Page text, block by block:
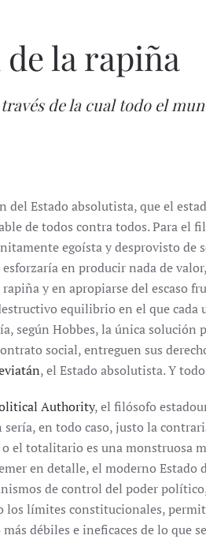
la rapiña
és de la cual todo el
del Estado absolutista, que el
de todos contra todos. Para el
egoísta y desprovisto de
en producir nada de
y en apropiarse del escaso
equilibrio en el que cada
según Hobbes, la única solución
social, entreguen sus
, el Estado absolutista. Y
Authority, el filósofo
en todo caso, justo la
el totalitario es una monstruosa
en detalle, el moderno Estado
de control del poder
los límites constitucionales,
débiles e ineficaces de lo que